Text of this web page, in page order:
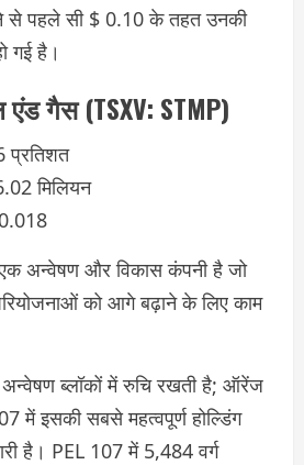
पहले सी $ 0.10 के तहत उनकी
गई है।
गैस (TSXV: STMP)
प्रतिशत
मिलियन
अन्वेषण और विकास कंपनी है जो
को आगे बढ़ाने के लिए काम
अन्वेषण ब्लॉकों में रुचि रखती है; ऑरेंज
में इसकी सबसे महत्वपूर्ण होल्डिंग
है। PEL 107 में 5,484 वर्ग